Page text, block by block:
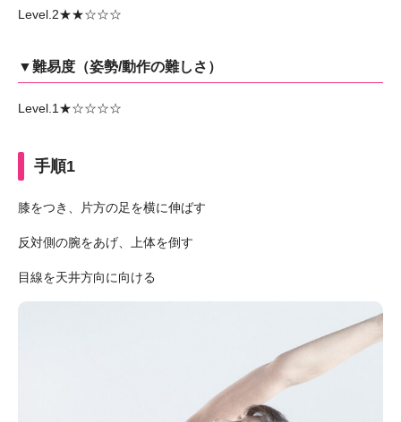
Level.2★★☆☆☆
▼難易度（姿勢/動作の難しさ）
Level.1★☆☆☆☆
手順1
膝をつき、片方の足を横に伸ばす
反対側の腕をあげ、上体を倒す
目線を天井方向に向ける